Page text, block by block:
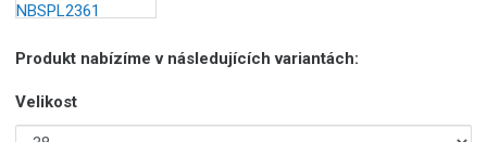
Produkt nabízíme v následujících variantách:
Velikost